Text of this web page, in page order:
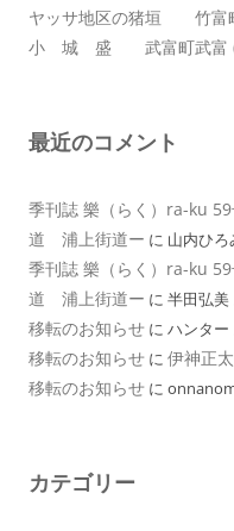
ヤッサ地区の猪垣 竹富
小 城 盛 武富町武富 (
最近のコメント
季刊誌 樂（らく）ra-ku
道 浦上街道ー に 山内ひろ
季刊誌 樂（らく）ra-ku
道 浦上街道ー に 半田弘美
移転のお知らせ に ハンター
移転のお知らせ に 伊神正
移転のお知らせ に
カテゴリー